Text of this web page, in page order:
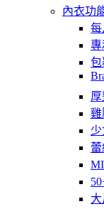
內衣功
每
專
包
雞